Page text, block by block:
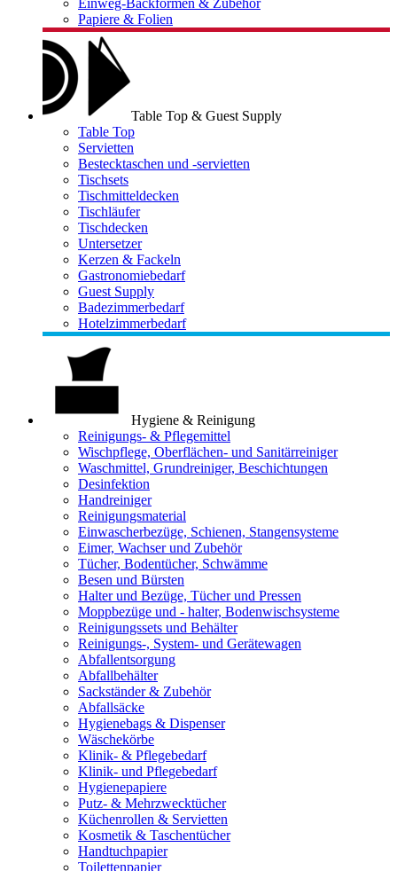
Einweg-Backformen & Zubehör
Papiere & Folien
Table Top & Guest Supply
Table Top
Servietten
Bestecktaschen und -servietten
Tischsets
Tischmitteldecken
Tischläufer
Tischdecken
Untersetzer
Kerzen & Fackeln
Gastronomiebedarf
Guest Supply
Badezimmerbedarf
Hotelzimmerbedarf
Hygiene & Reinigung
Reinigungs- & Pflegemittel
Wischpflege, Oberflächen- und Sanitärreiniger
Waschmittel, Grundreiniger, Beschichtungen
Desinfektion
Handreiniger
Reinigungsmaterial
Einwascherbezüge, Schienen, Stangensysteme
Eimer, Wachser und Zubehör
Tücher, Bodentücher, Schwämme
Besen und Bürsten
Halter und Bezüge, Tücher und Pressen
Moppbezüge und - halter, Bodenwischsysteme
Reinigungssets und Behälter
Reinigungs-, System- und Gerätewagen
Abfallentsorgung
Abfallbehälter
Sackständer & Zubehör
Abfallsäcke
Hygienebags & Dispenser
Wäschekörbe
Klinik- & Pflegebedarf
Klinik- und Pflegebedarf
Hygienepapiere
Putz- & Mehrzwecktücher
Küchenrollen & Servietten
Kosmetik & Taschentücher
Handtuchpapier
Toilettenpapier